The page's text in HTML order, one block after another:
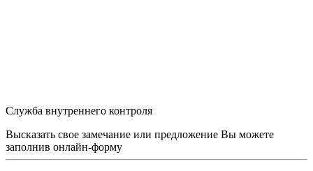
Служба внутреннего контроля
Высказать свое замечание или предложение Вы можете
заполнив онлайн-форму